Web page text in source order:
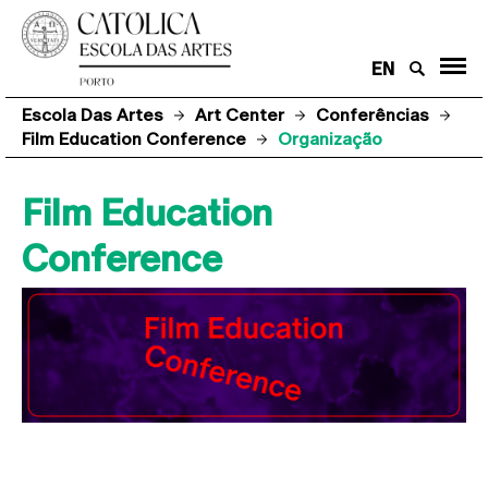
EN
Escola Das Artes Art Center
Conferências
Film Education Conference
Organização
Film Education
Conference